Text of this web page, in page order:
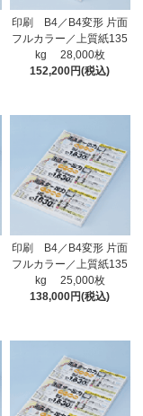
印刷 B4／B4変形 片面
フルカラー／上質紙135
kg 28,000枚
152,200円(税込)
印刷 B4／B4変形 片面
フルカラー／上質紙135
kg 25,000枚
138,000円(税込)